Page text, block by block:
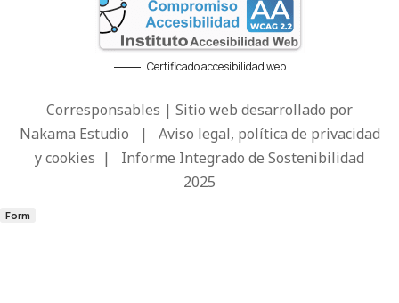
Certificado accesibilidad web
Corresponsables | Sitio web desarrollado por
Nakama Estudio | Aviso legal, política de privacidad
y cookies | Informe Integrado de Sostenibilidad
2025
Form